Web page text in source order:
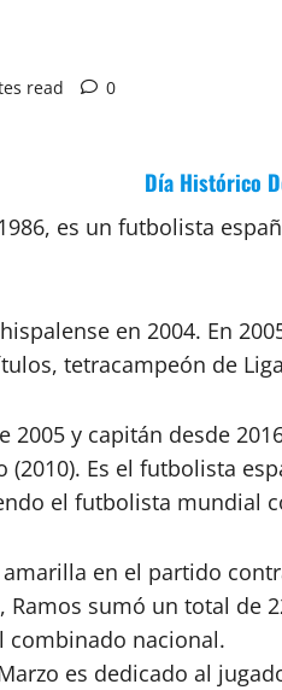
read 0
Día Histórico
es un futbolista
en 2004. En
tetracampeón de
y capitán desde
(2010). Es el futbolista
el futbolista mundial
en el partido
Ramos sumó un total
combinado nacional.
es dedicado al